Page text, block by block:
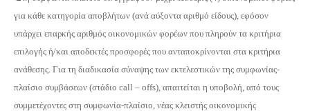
για κάθε κατηγορία αποβλήτων (ανά αύξοντα αριθμό είδους), εφόσον
υπάρχει επαρκής αριθμός οικονομικών φορέων που πληρούν τα κριτήρια
επιλογής ή/και αποδεκτές προσφορές που ανταποκρίνονται στα κριτήρια
ανάθεσης. Για τη διαδικασία σύναψης των εκτελεστικών της συμφωνίας-
πλαίσιο συμβάσεων (στάδιο call – offs), απαιτείται η υποβολή, από τους
συμμετέχοντες στη συμφωνία-πλαίσιο, νέας κλειστής οικονομικής